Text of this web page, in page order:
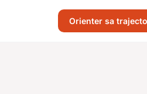
Orienter sa